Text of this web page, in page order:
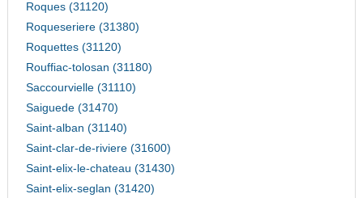
Roques (31120)
Roqueseriere (31380)
Roquettes (31120)
Rouffiac-tolosan (31180)
Saccourvielle (31110)
Saiguede (31470)
Saint-alban (31140)
Saint-clar-de-riviere (31600)
Saint-elix-le-chateau (31430)
Saint-elix-seglan (31420)